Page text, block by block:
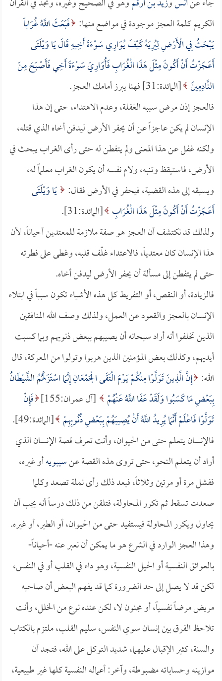
الكريم كلمة العجز موجودة في مواضع منها: فَبَعَثَ اللَّهُ غُرَاباً
يَبْحَثُ فِي الْأَرْضِ لِيُرِيَهُ كَيْفَ يُوَارِي سَوْءَةَ أَخِيهِ قَالَ يَا وَيْلَتَى
أَعَجَزْتُ أَنْ أَكُونَ مِثْلَ هَذَا الْغُرَابِ فَأُوَارِيَ سَوْءَةَ أَخِي فَأَصْبَحَ مِنَ
النَّادِمِينَ [المائدة:31] فهنا يبرز أمامك العجز.
فالعجز إذن مرض سببه الغفلة، وعدم الاهتداء، حتى إن هذا
الإنسان لم يكن عاجزاً عن أن يحفر الأرض ليدفن أخاه الذي قتله،
ولكنه غفل عن هذا المعنى ولم يتفطن له حتى رأى الغراب يبحث في
الأرض، فاستيقظ وتنبه، ولام نفسه أن يكون الغراب معلماً له،
ويسبقه إلى هذه القضية، فيحفر في الأرض فقال: يَا وَيْلَتَى
أَعَجَزْتُ أَنْ أَكُونَ مِثْلَ هَذَا الْغُرَابِ [المائدة:31].
ولذلك قد نكتشف أن العجز هو صفة ملازمة للمعتدين أحياناً، لأن
هذا الإنسان كان معتدياً، فالاعتداء غلّف قلبه، وغطى على فطرته
حتى لم يتفطن إلى مسألة أن يحفر الأرض ليدفن أخاه.
فالزيادة، أو النقص، أو التفريط كل هذه الأشياء تكون سبباً في ابتلاء
الإنسان بالعجز والقعود عن العمل، ولذلك وصف الله المنافقين
الذين تخلفوا أنه أراد سبحانه أن يصيبهم ببعض ذنوبهم وبما كسبت
أيديهم، وكذلك بعض المؤمنين الذين هربوا وتولوا من المعركة، قال
الله: إِنَّ الَّذِينَ تَوَلَّوْا مِنْكُمْ يَوْمَ الْتَقَى الْجَمْعَانِ إِنَّمَا اسْتَزَلَّهُمُ الشَّيْطَانُ
بِبَعْضِ مَا كَسَبُوا وَلَقَدْ عَفَا اللَّهُ عَنْهُمْ
[آل عمران:155]
فَإِنْ
تَوَلَّوْا فَاعْلَمْ أَنَّمَا يُرِيدُ اللَّهُ أَنْ يُصِيبَهُمْ بِبَعْضِ ذُنُوبِهِمْ [المائدة:49].
فالإنسان يتعلم حتى من الحيوان، وأنت تعرف قصة الإنسان الذي
أراد أن يتعلم النحو، حتى تروى هذه القصة عنسيبويهأو غيره،
ففشل مرة أو مرتين وثلاثاً، فبعد ذلك رأى نملة تصعد وكلما
صعدت تسقط ثم تكرر المحاولة، فتلقن من ذلك درساً أنه يجب أن
يحاول ويكرر المحاولة فيستفيد حتى من الحيوان، أو الطير، أو غيره.
وهذا العجز الوارد في الشرع هو ما يمكن أن نعبر عنه -أحياناً-
بالعوائق النفسية أو الحيل النفسية، وهو داء في القلب أو في النفس،
لكن قد لا يصل إلى حد الضرورة كما قد يفهم البعض أن صاحبه
مريض مرضاً نفسياً، أو مجنون لا، لكن عنده نوع من الخلل، وأنت
تلاحظ الفرق بين إنسان سوي النفس، سليم القلب، ملتزم بالكتاب
والسنة، كثير الإقبال عليهما، شديد التوكل على الله، فتجد أن
موازينه وحساباته مضبوطة، وآخر: أعماله النفسية كلها غير طبيعية،